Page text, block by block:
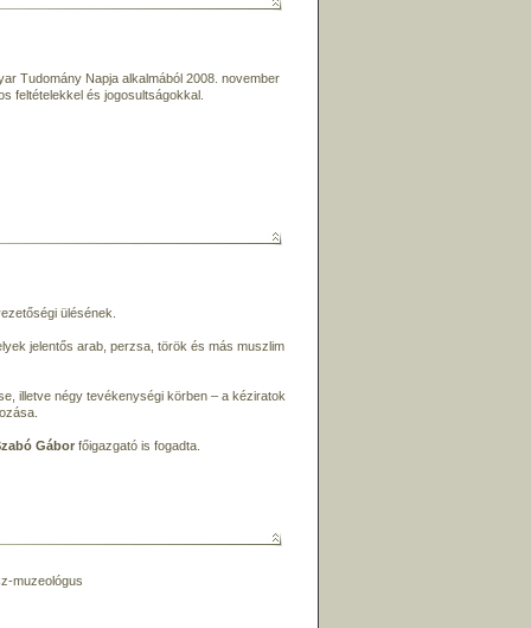
Tudomány Napja alkalmából 2008. november
feltételekkel és jogosultságokkal.
ülésének.
jelentős arab, perzsa, török és más muszlim
illetve négy tevékenységi körben – a kéziratok
Gábor főigazgató is fogadta.
muzeológus